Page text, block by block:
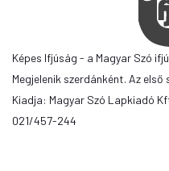
Képes Ifjúság - a Magyar Szó
Megjelenik szerdánként. Az
Kiadja: Magyar Szó Lapkiadó
021/457-244